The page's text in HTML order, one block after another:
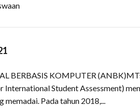
BERBASIS KOMPUTER
International Student Assessment)
memadai. Pada tahun 2018,...